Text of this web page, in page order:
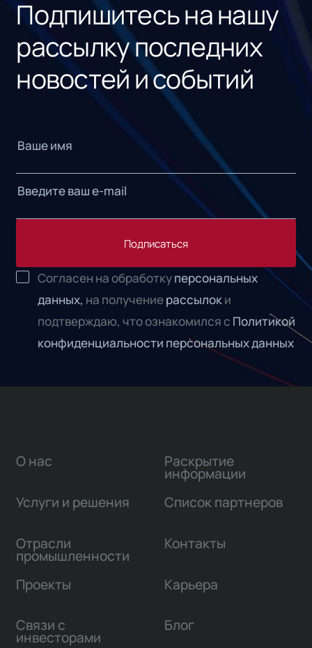
Подпишитесь на нашу
рассылку последних
новостей и событий
Подписаться
Согласен на обработкуперсональных
данных, на получениерассылоки
подтверждаю, что ознакомился с Политикой
конфиденциальности персональных данных
О нас
Услуги и решения
Отрасли
промышленности
Проекты
Связи с
инвесторами
Раскрытие
информации
Список партнеров
Контакты
Карьера
Блог